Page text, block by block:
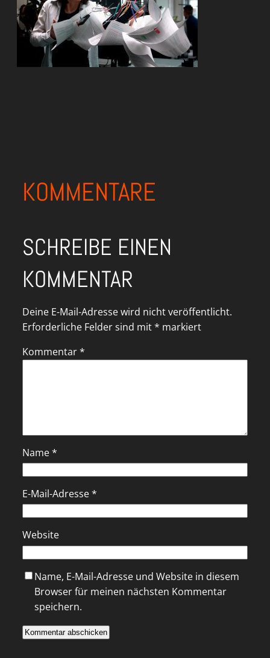
KOMMENTARE
SCHREIBE EINEN
KOMMENTAR
Deine E-Mail-Adresse wird nicht veröffentlicht.
Erforderliche Felder sind mit* markiert
Kommentar*
Name*
E-Mail-Adresse*
Website
Name, E-Mail-Adresse und Website in diesem
Browser für meinen nächsten Kommentar
speichern.